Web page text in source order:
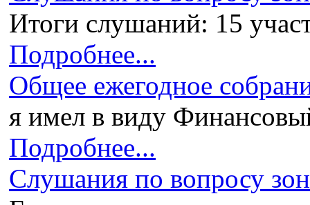
Итоги слушаний: 15
Подробнее...
Общее ежегодное
я имел в виду
Подробнее...
Слушания по вопросу